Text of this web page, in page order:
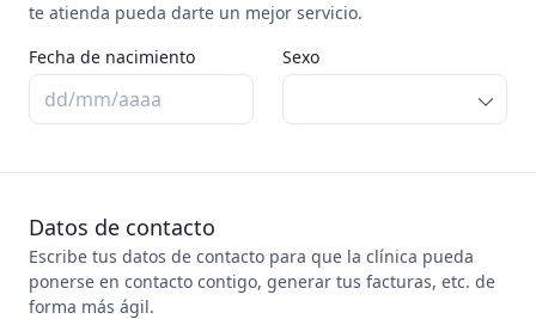
te atienda pueda darte un mejor servicio.
Fecha de nacimiento
Sexo
Datos de contacto
Escribe tus datos de contacto para que la clínica pueda
ponerse en contacto contigo, generar tus facturas, etc. de
forma más ágil.